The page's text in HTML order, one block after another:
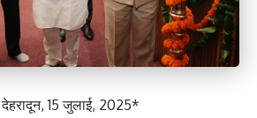
15 जुलाई, 2025*